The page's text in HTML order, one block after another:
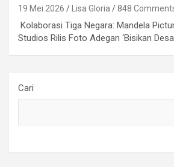
19 Mei 2026 Lisa Gloria 848
Kolaborasi Tiga Negara: Mandela
Studios Rilis Foto Adegan ‘Bisikan
Cari